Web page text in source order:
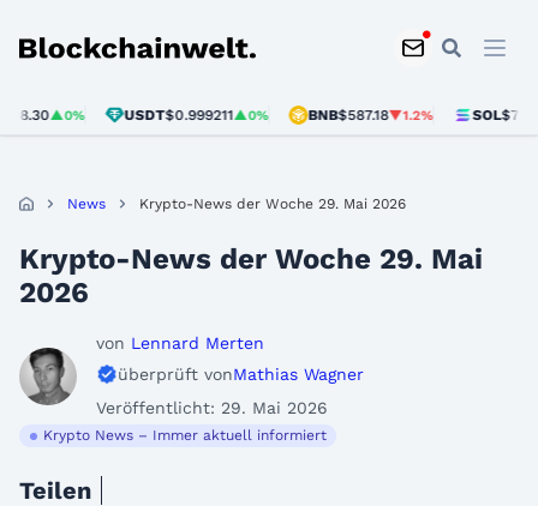
Blockchainwelt
USDT$0.999211▲0% BNB $587.18▼1.2% SOL $72.76▼1.1%
News Krypto-News der Woche 29. Mai 2026
Krypto-News der Woche 29. Mai
2026
von Lennard Merten
überprüft vonMathias Wagner
Veröffentlicht: 29. Mai 2026
Krypto News – Immer aktuell informiert
Teilen